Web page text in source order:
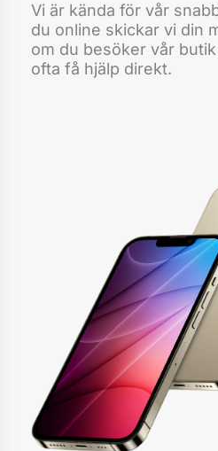
Vi är kända för vår
du online skickar vi din
om du besöker vår
ofta få hjälp direkt.